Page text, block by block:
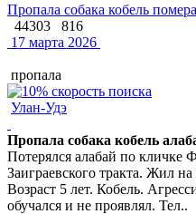
Пропала собака кобель
44303
816
17 марта 2026
пропала
Улан-Удэ
Пропала собака кобель
Потерялся алабай по кличке
Заиграевского тракта. Жил
Возраст 5 лет. Кобель.
обучался и не проявлял. Тел..